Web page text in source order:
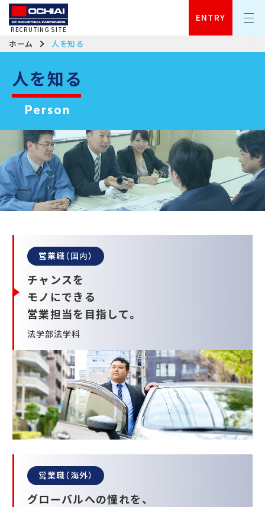
RECRUTING SITE
ENTRY
人を知る
Person
ホーム 人を知る
営業職（国内）
チャンスを
モノにできる
営業担当を目指して。
法学部法学科
営業職（海外）
グローバルへの憧れを、